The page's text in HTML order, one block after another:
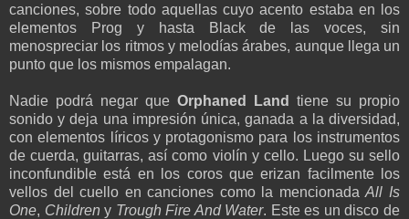
canciones, sobre todo aquellas cuyo acento estaba en los
elementos Prog y hasta Black de las voces, sin
menospreciar los ritmos y melodías árabes, aunque llega un
punto que los mismos empalagan.
Nadie podrá negar que Orphaned Land tiene su propio
sonido y deja una impresión única, ganada a la diversidad,
con elementos líricos y protagonismo para los instrumentos
de cuerda, guitarras, así como violín y cello. Luego su sello
inconfundible está en los coros que erizan facilmente los
vellos del cuello en canciones como la mencionadaAll Is
One, Children y Trough Fire And Water. Este es un disco de